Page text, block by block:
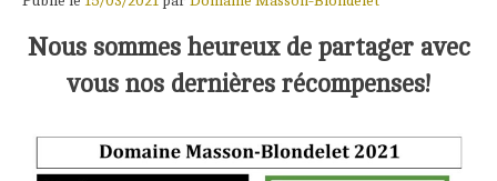
Nous sommes heureux de partager avec
vous nos dernières récompenses!